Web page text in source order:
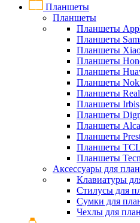
Планшеты
Планшеты
Планшеты
Планшеты
Планшеты
Планшеты
Планшеты
Планшеты
Планшеты
Планшеты Irbis
Планшеты
Планшеты
Планшеты
Планшеты TCL
Планшеты
Аксессуары для
Клавиатуры
Стилусы для
Сумки для
Чехлы для